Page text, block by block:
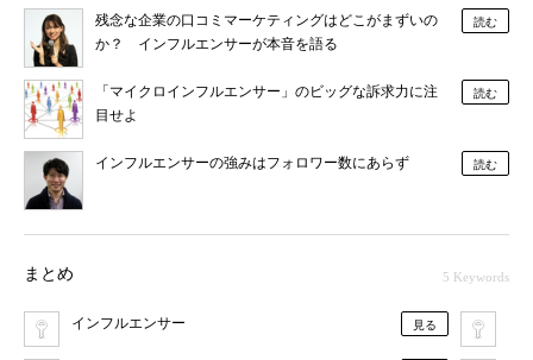
残念な企業の口コミマーケティングはどこがまずいの
か？ インフルエンサーが本音を語る
読む
「マイクロインフルエンサー」のビッグな訴求力に注
目せよ
読む
インフルエンサーの強みはフォロワー数にあらず 読む
まとめ 5 Keywords
インフルエンサー 見る